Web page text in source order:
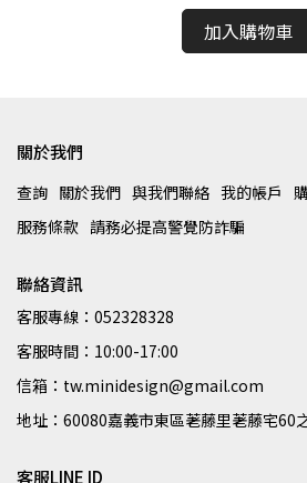
加入購物車
關於我們
查詢 關於我們 與我們聯絡 我的帳戶
服務條款 請務必提高警覺防詐騙
聯絡資訊
客服專線：052328328
客服時間：10:00-17:00
信箱：tw.minidesign@gmail.com
地址：60080嘉義市東區荖藤里荖藤宅60
客服LINE ID